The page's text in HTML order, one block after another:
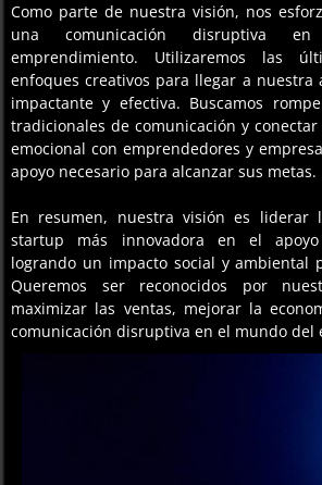
Como parte de nuestra visión, nos
una comunicación disruptiva
emprendimiento. Utilizaremos las
enfoques creativos para llegar a nuestra
impactante y efectiva. Buscamos
tradicionales de comunicación y
emocional con emprendedores y
apoyo necesario para alcanzar sus metas.
En resumen, nuestra visión es liderar
startup más innovadora en el apoyo
logrando un impacto social y ambiental
Queremos ser reconocidos por
maximizar las ventas, mejorar la
comunicación disruptiva en el mundo del